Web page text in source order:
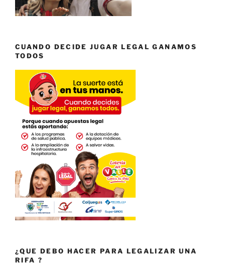
CUANDO DECIDE JUGAR LEGAL GANAMOS
TODOS
¿QUE DEBO HACER PARA LEGALIZAR UNA
RIFA ?